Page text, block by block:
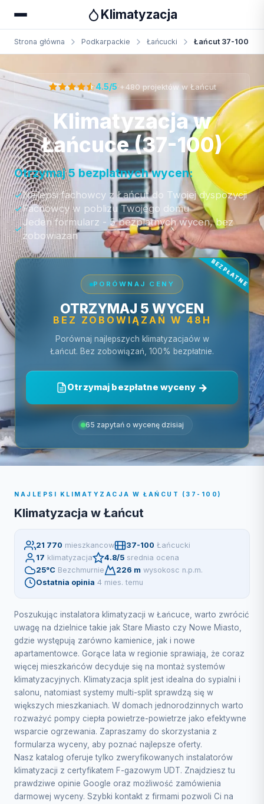
Klimatyzacja
Strona główna Podkarpackie Łańcucki Łańcut 37-100
Otrzymaj bezpłatną wycenę
4.5/5 +480 projektów w Łańcut
Klimatyzacja w
Łańcuce (37-100)
Otrzymaj 5 bezplatnych wycen:
Najlepsi fachowcy z Łańcut do Twojej dyspozycji
Fachowcy w poblizu Twojego domu
Jeden formularz - 5 bezplatnych wycen, bez
zobowiazan
PORÓWNAJ CENY
OTRZYMAJ 5 WYCEN
BEZ ZOBOWIĄZAŃ W 48H
Porównaj najlepszych klimatyzacjaów w
Łańcut. Bez zobowiązań, 100% bezpłatnie.
Otrzymaj bezpłatne wyceny
65 zapytań o wycenę dzisiaj
NAJLEPSI KLIMATYZACJA W ŁAŃCUT (37-100)
Klimatyzacja w Łańcut
21 770 mieszkancow 37-100 Łańcucki
17 klimatyzacja 4.8/5 srednia ocena
25°C Bezchmurnie 226 m wysokosc n.p.m.
Ostatnia opinia 4 mies. temu
Poszukując instalatora klimatyzacji w Łańcuce, warto zwrócić
uwagę na dzielnice takie jak Stare Miasto czy Nowe Miasto,
gdzie występują zarówno kamienice, jak i nowe
apartamentowce. Gorące lata w regionie sprawiają, że coraz
więcej mieszkańców decyduje się na montaż systemów
klimatyzacyjnych. Klimatyzacja split jest idealna do sypialni i
salonu, natomiast systemy multi-split sprawdzą się w
większych mieszkaniach. W domach jednorodzinnych warto
rozważyć pompy ciepła powietrze-powietrze jako efektywne
wsparcie ogrzewania. Zapraszamy do skorzystania z
formularza wyceny, aby poznać najlepsze oferty.
Nasz katalog oferuje tylko zweryfikowanych instalatorów
klimatyzacji z certyfikatem F-gazowym UDT. Znajdziesz tu
prawdziwe opinie Google oraz możliwość zamówienia
darmowej wyceny. Szybki kontakt z firmami pozwoli Ci na